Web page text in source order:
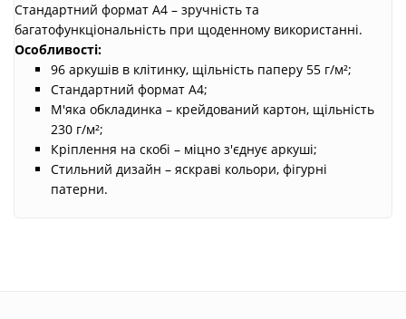
Стандартний формат А4 – зручність та
багатофункціональність при щоденному використанні.
Особливості:
96 аркушів в клітинку, щільність паперу 55 г/м²;
Стандартний формат А4;
М'яка обкладинка – крейдований картон, щільність
230 г/м²;
Кріплення на скобі – міцно з'єднує аркуші;
Стильний дизайн – яскраві кольори, фігурні
патерни.